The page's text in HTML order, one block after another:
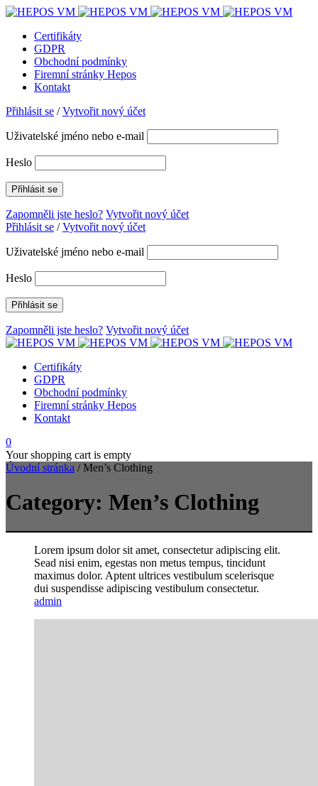
Certifikáty
GDPR
Obchodní podmínky
Firemní stránky Hepos
Kontakt
Přihlásit se /Vytvořit nový účet
Uživatelské jméno nebo e-mail
Heslo
Zapomněli jste heslo? Vytvořit nový účet
Přihlásit se /Vytvořit nový účet
Uživatelské jméno nebo e-mail
Heslo
Zapomněli jste heslo? Vytvořit nový účet
Certifikáty
GDPR
Obchodní podmínky
Firemní stránky Hepos
Kontakt
0
Your shopping cart is empty
Úvodní stránka / Men’s Clothing
Category: Men’s Clothing
Lorem ipsum dolor sit amet, consectetur adipiscing elit.
Sead nisi enim, egestas non metus tempus, tincidunt
maximus dolor. Aptent ultrices vestibulum scelerisque
dui suspendisse adipiscing vestibulum consectetur.
admin